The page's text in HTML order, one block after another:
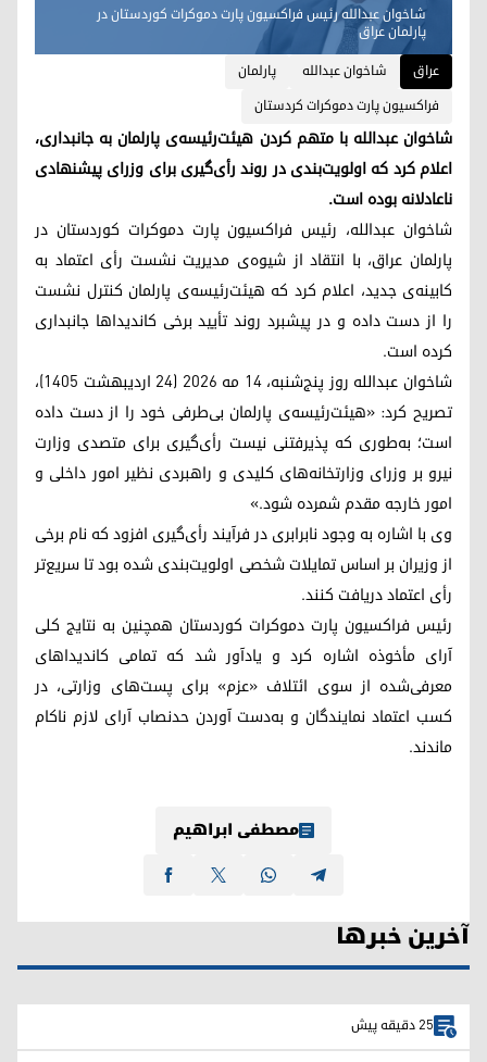
شاخوان عبدالله رئیس فراکسیون پارت دموکرات کوردستان در
پارلمان عراق
عراق
شاخوان عبدالله
پارلمان
فراکسیون پارت دموکرات کردستان
شاخوان عبدالله با متهم کردن هیئت‌رئیسه‌ی پارلمان به جانبداری،
اعلام کرد که اولویت‌بندی در روند رأی‌گیری برای وزرای پیشنهادی
ناعادلانه بوده است.
شاخوان عبدالله، رئیس فراکسیون پارت دموکرات کوردستان در
پارلمان عراق، با انتقاد از شیوه‌ی مدیریت نشست رأی اعتماد به
کابینه‌ی جدید، اعلام کرد که هیئت‌رئیسه‌ی پارلمان کنترل نشست
را از دست داده و در پیشبرد روند تأیید برخی کاندیداها جانبداری
کرده است.
شاخوان عبدالله روز پنج‌شنبه، ۱۴ مه ۲۰۲۶ (۲۴ اردیبهشت ۱۴۰۵)،
تصریح کرد: «هیئت‌رئیسه‌ی پارلمان بی‌طرفی خود را از دست داده
است؛ به‌طوری که پذیرفتنی نیست رأی‌گیری برای متصدی وزارت
نیرو بر وزرای وزارتخانه‌های کلیدی و راهبردی نظیر امور داخلی و
امور خارجه مقدم شمرده شود.»
وی با اشاره به وجود نابرابری در فرآیند رأی‌گیری افزود که نام برخی
از وزیران بر اساس تمایلات شخصی اولویت‌بندی شده بود تا سریع‌تر
رأی اعتماد دریافت کنند.
رئیس فراکسیون پارت دموکرات کوردستان همچنین به نتایج کلی
آرای مأخوذه اشاره کرد و یادآور شد که تمامی کاندیداهای
معرفی‌شده از سوی ائتلاف «عزم» برای پست‌های وزارتی، در
کسب اعتماد نمایندگان و به‌دست آوردن حدنصاب آرای لازم ناکام
ماندند.
مصطفی ابراهیم
آخرین خبرها
25 دقیقه پیش